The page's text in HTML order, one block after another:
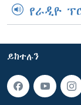
የራዲዮ
ይከተሉን